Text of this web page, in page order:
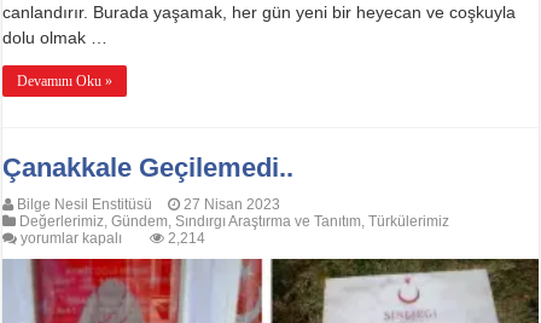
canlandırır. Burada yaşamak, her gün yeni bir heyecan ve coşkuyla
dolu olmak …
Devamını Oku »
Çanakkale Geçilemedi..
Bilge Nesil Enstitüsü
27 Nisan 2023
Değerlerimiz ,Gündem Sındırgı Araştırma ve Tanıtım ,Türkülerimiz
Çanakkale
yorumlar kapalı 2,214